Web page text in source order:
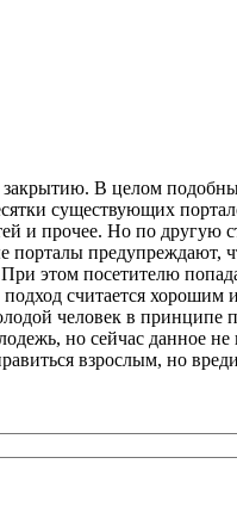
В целом
существующих
и прочее. Но по другую
предупреждают,
При этом посетителю
считается
человек в принципе
но сейчас данное
взрослым, но